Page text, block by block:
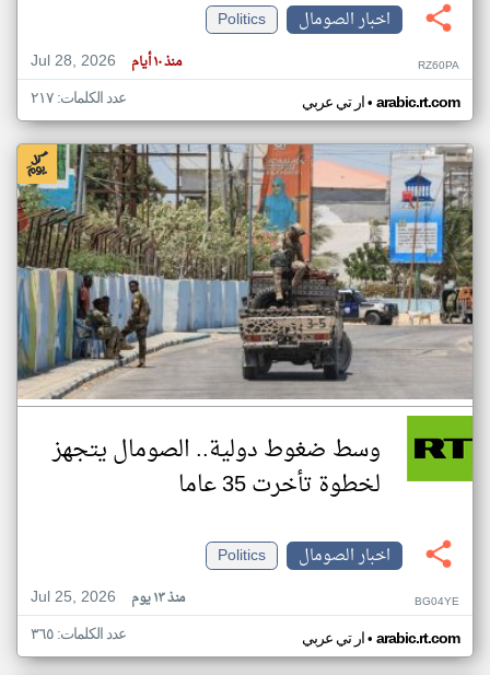
اخبار الصومال
Politics
Jul 28, 2026
منذ ١٠ أيام RZ60PA
ار تي عربي• arabic.rt.com عدد الكلمات: ٢١٧
وسط ضغوط دولية.. الصومال يتجهز
لخطوة تأخرت 35 عاما
اخبار الصومال
Politics
Jul 25, 2026
منذ ١٣ يوم BG04YE
ار تي عربي• arabic.rt.com عدد الكلمات: ٣٦٥